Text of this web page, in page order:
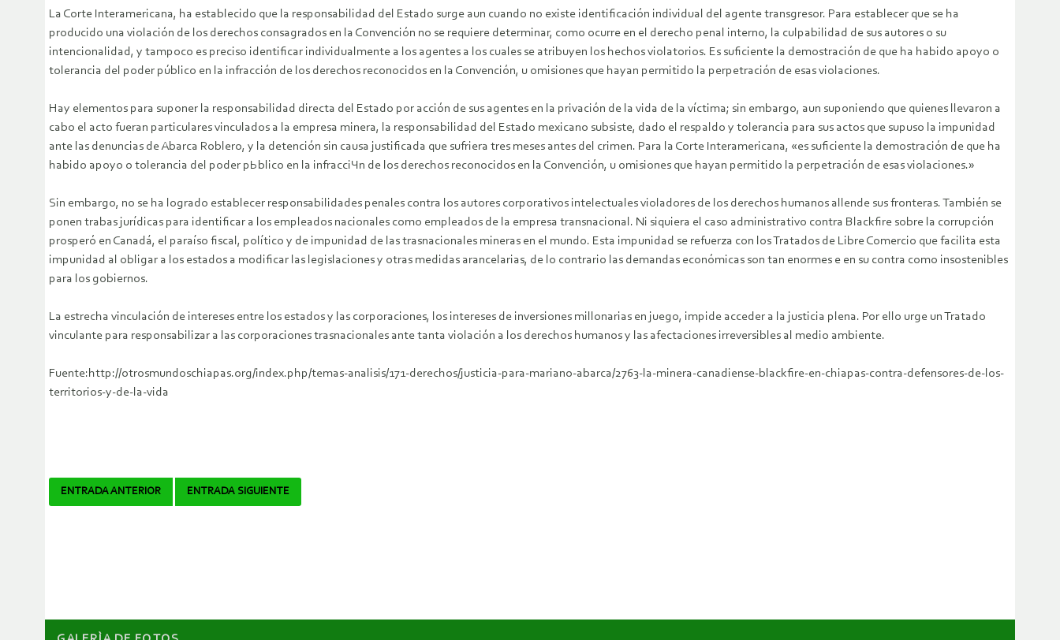
La Corte Interamericana, ha establecido que la responsabilidad del Estado surge aun cuando no existe identificación individual del agente transgresor. Para establecer que se ha
producido una violación de los derechos consagrados en la Convención no se requiere determinar, como ocurre en el derecho penal interno, la culpabilidad de sus autores o su
intencionalidad, y tampoco es preciso identificar individualmente a los agentes a los cuales se atribuyen los hechos violatorios. Es suficiente la demostración de que ha habido apoyo o
tolerancia del poder público en la infracción de los derechos reconocidos en la Convención, u omisiones que hayan permitido la perpetración de esas violaciones.
Hay elementos para suponer la responsabilidad directa del Estado por acción de sus agentes en la privación de la vida de la víctima; sin embargo, aun suponiendo que quienes llevaron a
cabo el acto fueran particulares vinculados a la empresa minera, la responsabilidad del Estado mexicano subsiste, dado el respaldo y tolerancia para sus actos que supuso la impunidad
ante las denuncias de Abarca Roblero, y la detención sin causa justificada que sufriera tres meses antes del crimen. Para la Corte Interamericana, «es suficiente la demostración de que ha
habido apoyo o tolerancia del poder pЬblico en la infracciЧn de los derechos reconocidos en la Convención, u omisiones que hayan permitido la perpetración de esas violaciones.»
Sin embargo, no se ha logrado establecer responsabilidades penales contra los autores corporativos intelectuales violadores de los derechos humanos allende sus fronteras. También se
ponen trabas jurídicas para identificar a los empleados nacionales como empleados de la empresa transnacional. Ni siquiera el caso administrativo contra Blackfire sobre la corrupción
prosperó en Canadá, el paraíso fiscal, político y de impunidad de las trasnacionales mineras en el mundo. Esta impunidad se refuerza con los Tratados de Libre Comercio que facilita esta
impunidad al obligar a los estados a modificar las legislaciones y otras medidas arancelarias, de lo contrario las demandas económicas son tan enormes e en su contra como insostenibles
para los gobiernos.
La estrecha vinculación de intereses entre los estados y las corporaciones, los intereses de inversiones millonarias en juego, impide acceder a la justicia plena. Por ello urge un Tratado
vinculante para responsabilizar a las corporaciones trasnacionales ante tanta violación a los derechos humanos y las afectaciones irreversibles al medio ambiente.
Fuente:http://otrosmundoschiapas.org/index.php/temas-analisis/171-derechos/justicia-para-mariano-abarca/2763-la-minera-canadiense-blackfire-en-chiapas-contra-defensores-de-los-
territorios-y-de-la-vida
Navegador
ENTRADA ANTERIOR ENTRADA SIGUIENTE